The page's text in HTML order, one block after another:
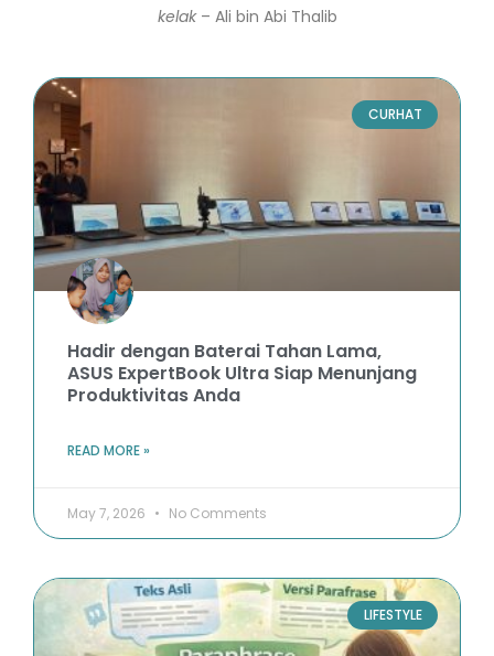
kelak– Ali bin Abi Thalib
CURHAT
Hadir dengan Baterai Tahan Lama,
ASUS ExpertBook Ultra Siap Menunjang
Produktivitas Anda
READ MORE »
May 7, 2026 No Comments
LIFESTYLE